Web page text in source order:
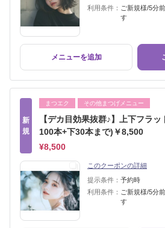
利用条件： ご新規様/5分
す
メニューを追加
新
規
まつエク その他まつげメニュー
【デカ目効果抜群♪】上下フラ
100本+下30本まで)￥8,500
¥8,500
このクーポンの詳細
提示条件： 予約時
利用条件： ご新規様/5分
す